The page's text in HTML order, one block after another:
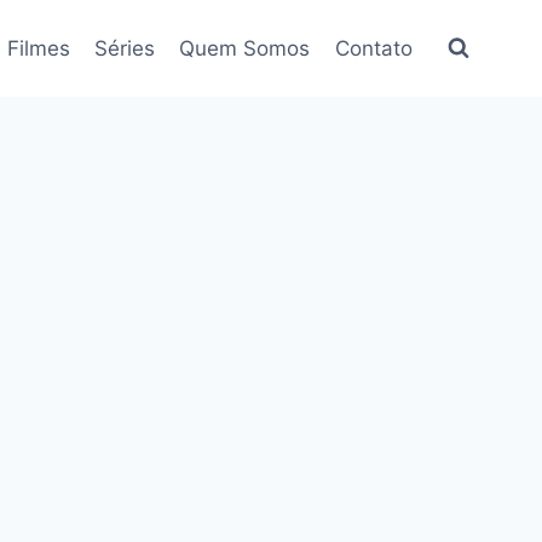
Filmes Séries Quem Somos Contato